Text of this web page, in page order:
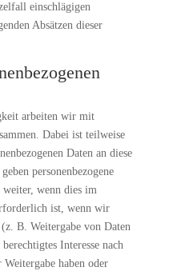
einschlägigen
Absätzen dieser
arbeiten wir mit
Dabei ist teilweise
Daten an diese
personenbezogene
weiter, wenn dies im
ist, wenn wir
B. Weitergabe von Daten
Interesse nach
haben oder